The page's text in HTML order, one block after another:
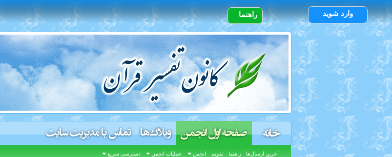
راهنما وارد شوید
خانه صفحه اول انجمن
آخرین ارسال‌ها راهنما تقویم انجمن عملیات انجمن دسترسی سریع
وبلاگ‌ها تماس با مدیریت سایت